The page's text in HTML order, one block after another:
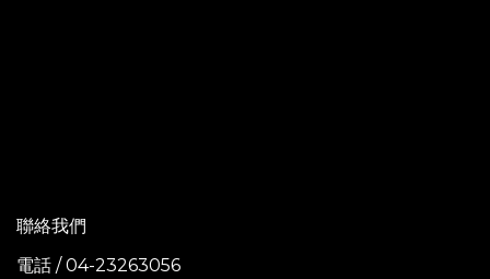
聯絡我們
電話 / 04-23263056